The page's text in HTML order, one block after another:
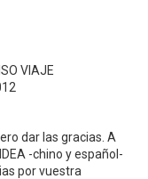
VIAJE
dar las gracias. A
-chino y español-
por vuestra